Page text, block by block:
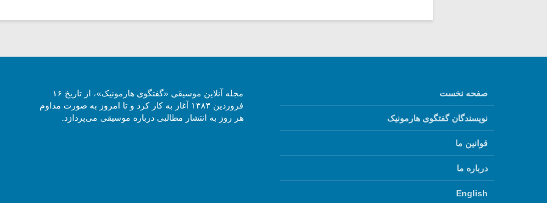
صفحه نخست
نویسندگان گفتگوی هارمونیک
قوانین ما
درباره ما
English
مجله آنلاین موسیقی «گفتگوی هارمونیک»، از تاریخ ۱۶
فروردین ۱۳۸۳ آغاز به کار کرد و تا امروز به صورت مداوم
هر روز به انتشار مطالبی درباره موسیقی می‌پردازد.